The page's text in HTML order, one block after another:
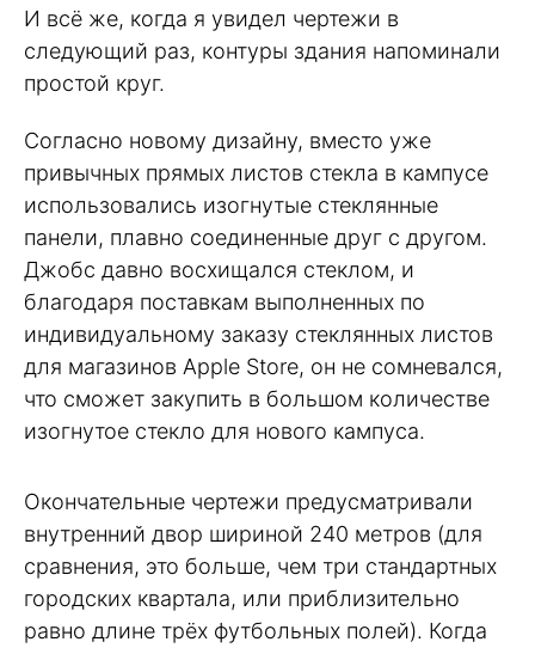
И всё же, когда я увидел чертежи в
следующий раз, контуры здания напоминали
простой круг.
Согласно новому дизайну, вместо уже
привычных прямых листов стекла в кампусе
использовались изогнутые стеклянные
панели, плавно соединенные друг с другом.
Джобс давно восхищался стеклом, и
благодаря поставкам выполненных по
индивидуальному заказу стеклянных листов
для магазинов Apple Store, он не сомневался,
что сможет закупить в большом количестве
изогнутое стекло для нового кампуса.
Окончательные чертежи предусматривали
внутренний двор шириной 240 метров (для
сравнения, это больше, чем три стандартных
городских квартала, или приблизительно
равно длине трёх футбольных полей). Когда